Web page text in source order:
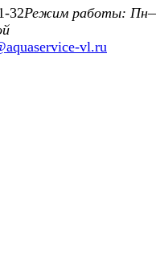
32Режим работы:
vl.ru